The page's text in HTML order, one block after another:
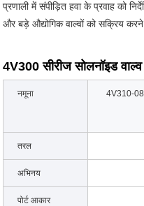
प्रणाली में संपीड़ित हवा के प्रवाह को
और बड़े औद्योगिक वाल्वों को सक्रिय
4V300 सीरीज सोलनॉइड
नमूना 4V310-08
तरल
अभिनय
पोर्ट आकार